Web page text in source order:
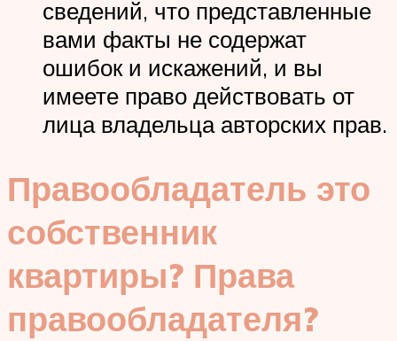
сведений, что представленные
вами факты не содержат
ошибок и искажений, и вы
имеете право действовать от
лица владельца авторских прав.
Правообладатель это
собственник
квартиры? Права
правообладателя?